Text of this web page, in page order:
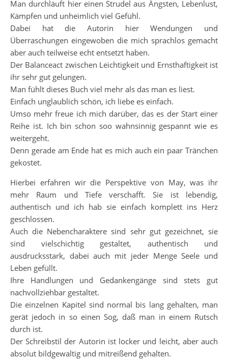
Man durchläuft hier einen Strudel aus Ängsten, Lebenlust,
Kämpfen und unheimlich viel Gefühl.
Dabei hat die Autorin hier Wendungen und
Überraschungen eingewoben die mich sprachlos gemacht
aber auch teilweise echt entsetzt haben.
Der Balanceact zwischen Leichtigkeit und Ernsthaftigkeit ist
ihr sehr gut gelungen.
Man fühlt dieses Buch viel mehr als das man es liest.
Einfach unglaublich schön, ich liebe es einfach.
Umso mehr freue ich mich darüber, das es der Start einer
Reihe ist. Ich bin schon soo wahnsinnig gespannt wie es
weitergeht.
Denn gerade am Ende hat es mich auch ein paar Tränchen
gekostet.
Hierbei erfahren wir die Perspektive von May, was ihr
mehr Raum und Tiefe verschafft. Sie ist lebendig,
authentisch und ich hab sie einfach komplett ins Herz
geschlossen.
Auch die Nebencharaktere sind sehr gut gezeichnet, sie
sind vielschichtig gestaltet, authentisch und
ausdrucksstark, dabei auch mit jeder Menge Seele und
Leben gefüllt.
Ihre Handlungen und Gedankengänge sind stets gut
nachvollziehbar gestaltet.
Die einzelnen Kapitel sind normal bis lang gehalten, man
gerät jedoch in so einen Sog, daß man in einem Rutsch
durch ist.
Der Schreibstil der Autorin ist locker und leicht, aber auch
absolut bildgewaltig und mitreißend gehalten.